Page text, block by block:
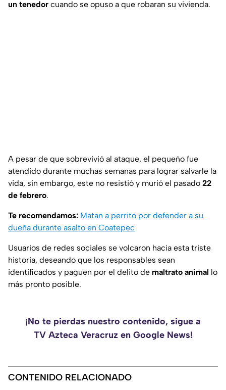
un tenedor cuando se opuso a que robaran su vivienda.
A pesar de que sobrevivió al ataque, el pequeño fue
atendido durante muchas semanas para lograr salvarle la
vida, sin embargo, este no resistió y murió el pasado 22
de febrero.
Te recomendamos: Matan a perrito por defender a su
dueña durante asalto en Coatepec
Usuarios de redes sociales se volcaron hacia esta triste
historia, deseando que los responsables sean
identificados y paguen por el delito de maltrato animal lo
más pronto posible.
¡No te pierdas nuestro contenido, sigue a
TV Azteca Veracruz en Google News!
CONTENIDO RELACIONADO